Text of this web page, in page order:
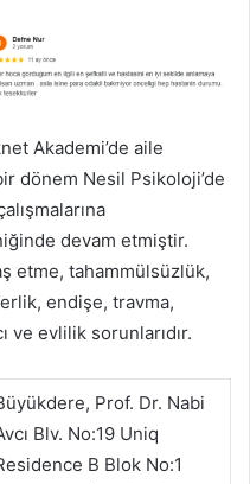
Akademi’de aile
dönem Nesil Psikoloji’de
devam etmiştir.
etme, tahammülsüzlük,
endişe, travma,
ve evlilik sorunlarıdır.
Prof. Dr. Nabi
Blv. No:19 Uniq
B Blok No:1